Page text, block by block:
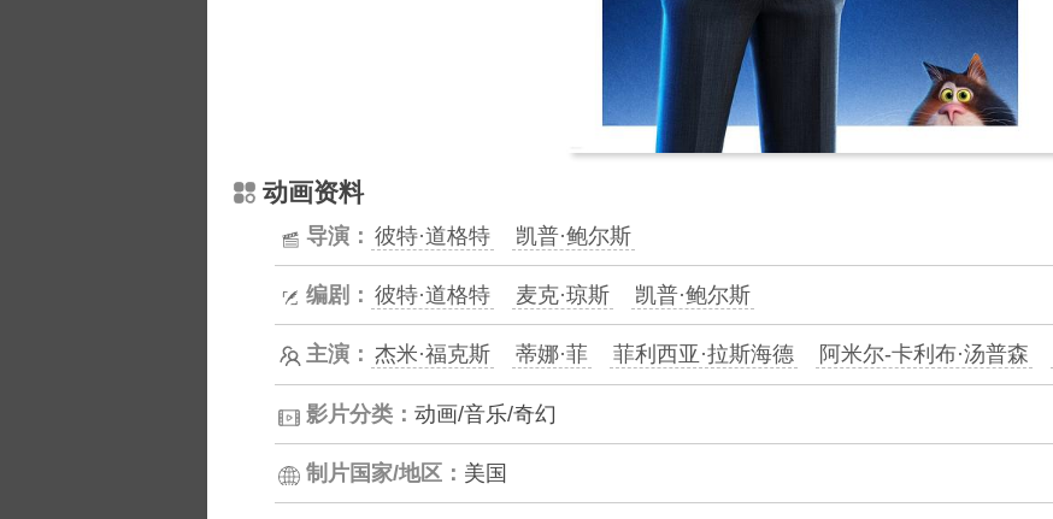
动画资料
导演： 彼特·道格特 凯普·鲍尔斯
编剧： 彼特·道格特 麦克·琼斯 凯普·鲍尔斯
主演： 杰米·福克斯 蒂娜·菲 菲利西亚·拉斯海德 阿米尔-卡利布·汤普森
影片分类： 动画/音乐/奇幻
制片国家/地区： 美国